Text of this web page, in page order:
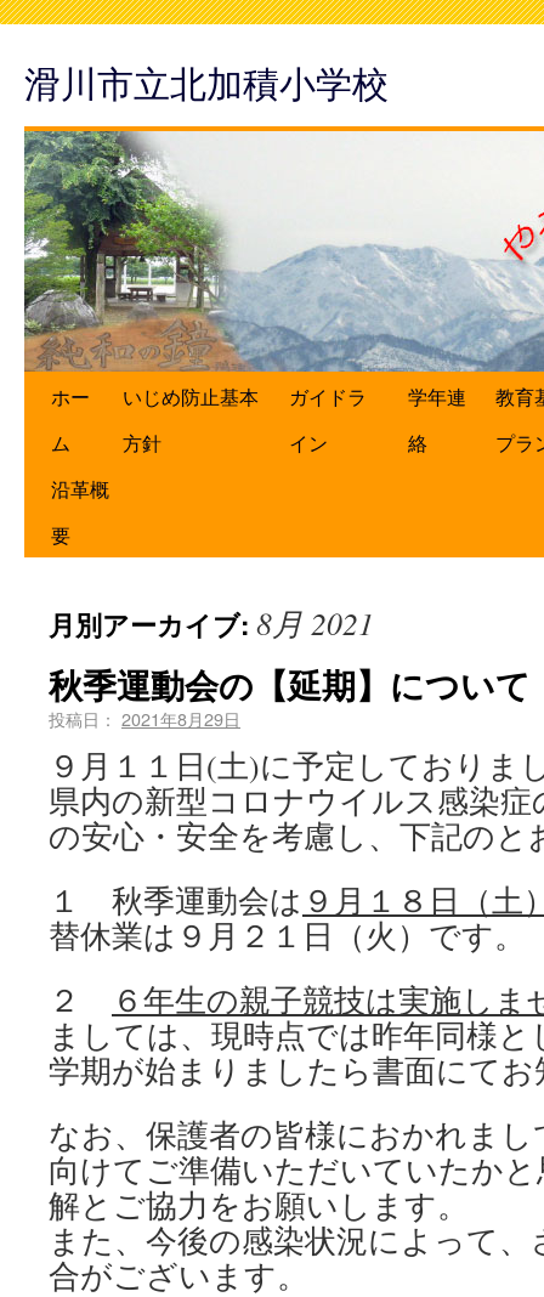
滑川市立北加積小学校
ホー
ム
いじめ防止基本
方針
ガイドラ
イン
学年連
絡
教育
プラ
沿革概
要
月別アーカイブ: 8月 2021
秋季運動会の【延期】について
投稿日： 2021年8月29日
９月１１日(土)に予定しておりま
県内の新型コロナウイルス感染
の安心・安全を考慮し、下記の
１ 秋季運動会は ９月１８日（土
替休業は９月２１日（火）です。
２
６年生の親子競技は実施しま
ましては、現時点では昨年同様
学期が始まりましたら書面にて
なお、保護者の皆様におかれま
向けてご準備いただいていたか
解とご協力をお願いします。
また、今後の感染状況によって
合がございます。